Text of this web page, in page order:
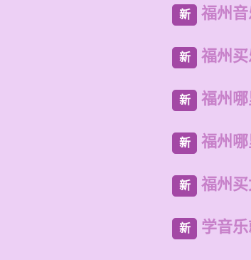
新 福州
新 福州
新 福州
新 福州
新 福州
新 学音